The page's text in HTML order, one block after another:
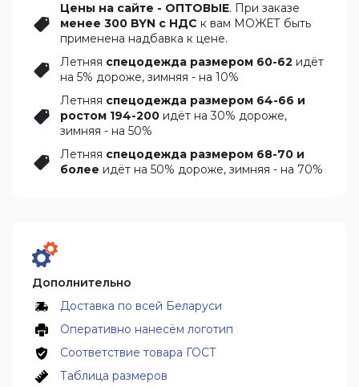
Цены на сайте - ОПТОВЫЕ. При заказе
менее 300 BYN с НДС к вам МОЖЕТ быть
применена надбавка к цене.
Летняя спецодежда размером 60-62 идёт
на 5% дороже, зимняя - на 10%
Летняя спецодежда размером 64-66 и
ростом 194-200 идёт на 30% дороже,
зимняя - на 50%
Летняя спецодежда размером 68-70 и
более идёт на 50% дороже, зимняя - на 70%
Дополнительно
Доставка по всей Беларуси
Оперативно нанесём логотип
Соответствие товара ГОСТ
Таблица размеров